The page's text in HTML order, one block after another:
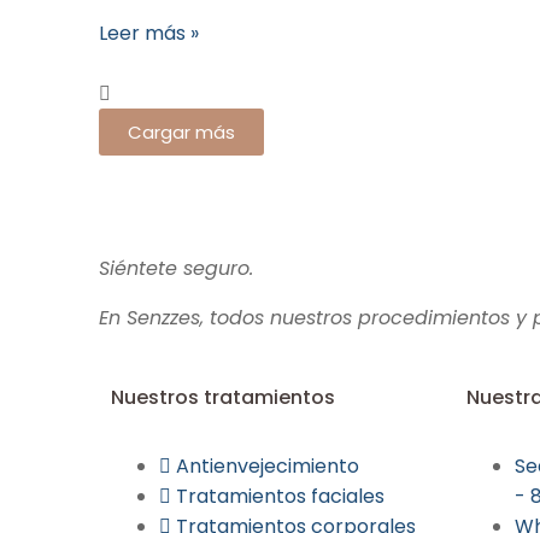
Leer más »
Cargar más
Siéntete seguro.
En Senzzes, todos nuestros procedimientos
Nuestros tratamientos
Antienvejecimiento
Tratamientos faciales
Tratamientos corporales
-